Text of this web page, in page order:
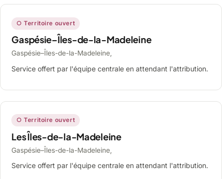
○ Territoire ouvert
Gaspésie–Îles-de-la-Madeleine
Gaspésie–Îles-de-la-Madeleine,
Service offert par l'équipe centrale en attendant l'attribution.
○ Territoire ouvert
Les Îles-de-la-Madeleine
Gaspésie–Îles-de-la-Madeleine,
Service offert par l'équipe centrale en attendant l'attribution.